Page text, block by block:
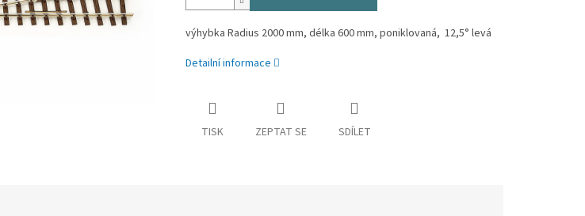
výhybka Radius 2000 mm, délka 600 mm, poniklovaná, 12,5° levá
Detailní informace
TISK ZEPTAT SE SDÍLET